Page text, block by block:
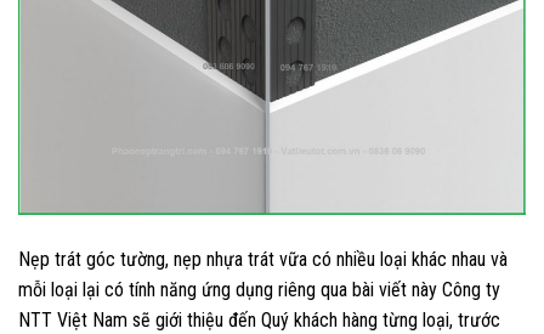
Nẹp trát góc tường, nẹp nhựa trát vữa có nhiều loại khác nhau và
mỗi loại lại có tính năng ứng dụng riêng qua bài viết này Công ty
NTT Việt Nam sẽ giới thiệu đến Quý khách hàng từng loại, trước